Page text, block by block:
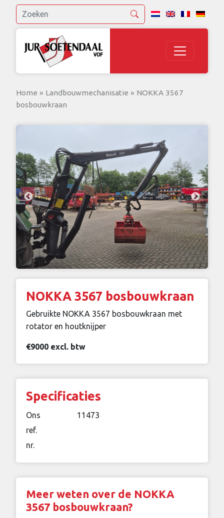
Home » Landbouwmechanisatie » NOKKA 3567
bosbouwkraan
NOKKA 3567 bosbouwkraan
Gebruikte NOKKA 3567 bosbouwkraan met
rotator en houtknijper
€9000 excl. btw
Specificaties
Ons
ref.
nr.
11473
Meer weten over de NOKKA
3567 bosbouwkraan?